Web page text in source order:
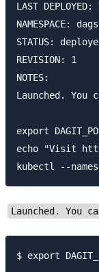
LAST
NAMESPACE:
STATUS:
REVISION: 1
NOTES:
Launched. You
export
echo "Visit
Launched. You
$ export